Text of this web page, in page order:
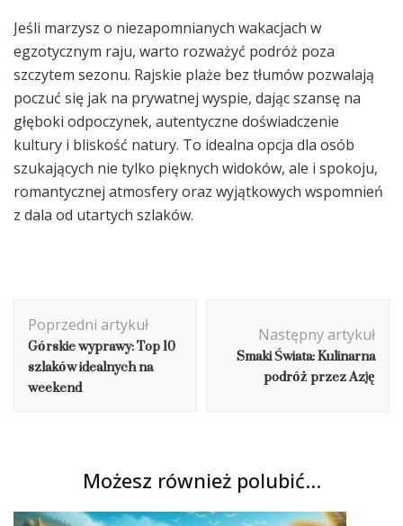
Jeśli marzysz o niezapomnianych wakacjach w
egzotycznym raju, warto rozważyć podróż poza
szczytem sezonu. Rajskie plaże bez tłumów pozwalają
poczuć się jak na prywatnej wyspie, dając szansę na
głęboki odpoczynek, autentyczne doświadczenie
kultury i bliskość natury. To idealna opcja dla osób
szukających nie tylko pięknych widoków, ale i spokoju,
romantycznej atmosfery oraz wyjątkowych wspomnień
z dala od utartych szlaków.
wpisu
Poprzedni artykuł
Górskie wyprawy: Top 10
szlaków idealnych na
weekend
Następny artykuł
Smaki Świata: Kulinarna
podróż przez Azję
Możesz również polubić…